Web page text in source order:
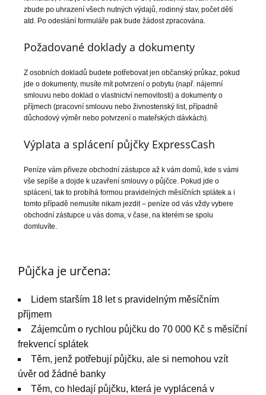
zbude po uhrazení všech nutných výdajů, rodinný stav, počet dětí
atd. Po odeslání formuláře pak bude žádost zpracována.
Požadované doklady a dokumenty
Z osobních dokladů budete potřebovat jen občanský průkaz, pokud
jde o dokumenty, musíte mít potvrzení o pobytu (např. nájemní
smlouvu nebo doklad o vlastnictví nemovitosti) a dokumenty o
příjmech (pracovní smlouvu nebo živnostenský list, případně
důchodový výměr nebo potvrzení o mateřských dávkách).
Výplata a splácení půjčky ExpressCash
Peníze vám přiveze obchodní zástupce až k vám domů, kde s vámi
vše sepíše a dojde k uzavření smlouvy o půjčce. Pokud jde o
splácení, tak to probíhá formou pravidelných měsíčních splátek a i
tomto případě nemusíte nikam jezdit – peníze od vás vždy vybere
obchodní zástupce u vás doma, v čase, na kterém se spolu
domluvíte.
Půjčka je určena:
Lidem starším 18 let s pravidelným měsíčním
příjmem
Zájemcům o rychlou půjčku do 70 000 Kč s měsíční
frekvencí splátek
Těm, jenž potřebují půjčku, ale si nemohou vzít
úvěr od žádné banky
Těm, co hledají půjčku, která je vyplácená v